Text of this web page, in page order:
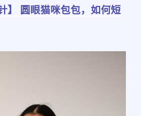
】 圆眼猫咪包包，如何短